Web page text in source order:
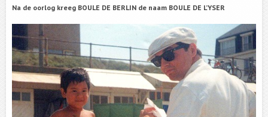
Na de oorlog kreeg BOULE DE BERLIN de naam BOULE DE L’YSER